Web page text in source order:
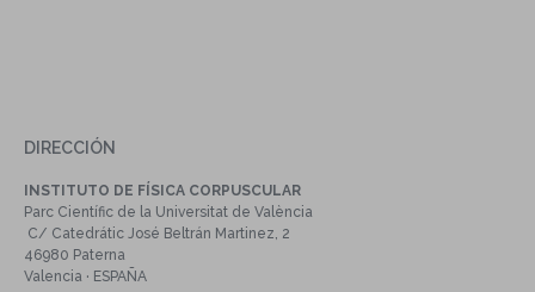
DIRECCIÓN
INSTITUTO DE FÍSICA CORPUSCULAR
Parc Científic de la Universitat de València
C/ Catedrátic José Beltrán Martinez, 2
46980 Paterna
Valencia · ESPAÑA